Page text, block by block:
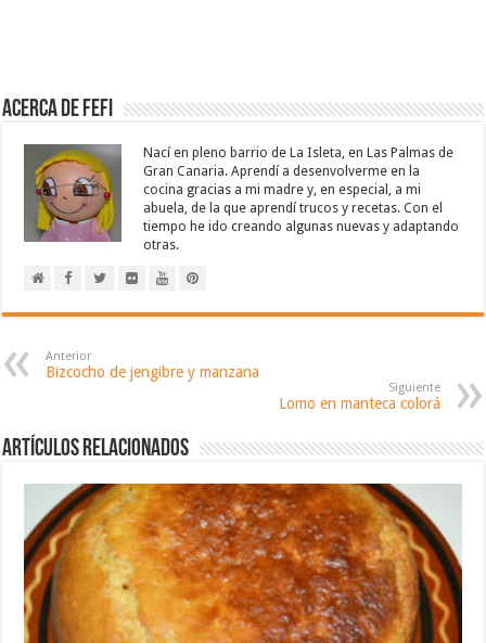
Acerca de Fefi
Nací en pleno barrio de La Isleta, en Las Palmas de
Gran Canaria. Aprendí a desenvolverme en la
cocina gracias a mi madre y, en especial, a mi
abuela, de la que aprendí trucos y recetas. Con el
tiempo he ido creando algunas nuevas y adaptando
otras.
Anterior
Bizcocho de jengibre y manzana
Siguiente
Lomo en manteca colorá
Artículos relacionados